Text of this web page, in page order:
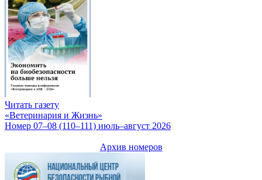
Читать газету
«Ветеринария и Жизнь»
Номер 07–08 (110–111) июль–август 2026
Архив номеров